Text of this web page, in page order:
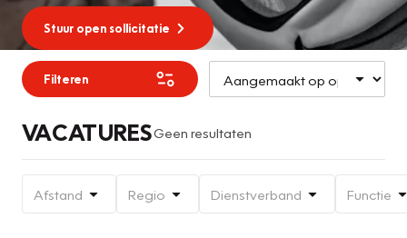
Stuur open sollicitatie
Filteren
VACATURESGeen resultaten
Afstand Regio Dienstverband Functie